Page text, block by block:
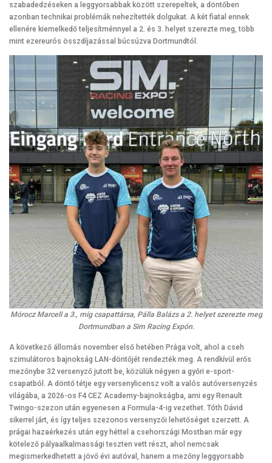
szabadedzéseken a leggyorsabbak között szerepeltek, a döntőben
azonban technikai problémák nehezítették dolgukat. A két fiatal ennek
ellenére kiemelkedő teljesítménnyel a 2. és 3. helyet szerezte meg, több
mint ezereurós összdíjazással búcsúzva Dortmundtól.
Mórocz Marcell a 3., míg csapattársa, Pálla Balázs a 2. helyet szerezte meg
Dortmundban a Sim Racing Expón.
A következő állomás november első hetében Prága volt, ahol a cseh
szimulátoros bajnokság LAN-döntőjét rendezték meg. A rendkívül erős
mezőnybe 32 versenyző jutott be, közülük négyen a győri e-sport-
csapatból. A döntő tétje egy versenylicensz volt a valós autóversenyzés
világába, a 2026-os F4 CEZ Academy-bajnokságba, ami egy Renault
Twingo-szezon után egyenesen a Formula-4-ig vezethet. Tóth Dávid
sikerrel járt, és így teljes szezonos versenyzői lehetőséget szerzett. A
prágai hazaérkezés után egy héttel a csehországi Mostban már egy
kötelező pályaalkalmassági teszten vett részt, ahol nemcsak
megismerkedhetett a jövő évi autóval, hanem a mezőny leggyorsabb